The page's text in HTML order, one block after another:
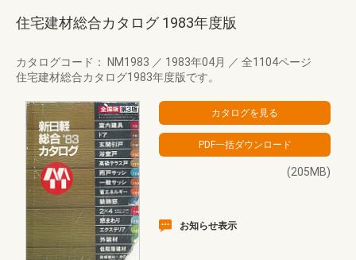
住宅建材総合カタログ 1983年度版
カタログコード： NM1983 ／ 1983年04月 ／ 全1104ページ
住宅建材総合カタログ1983年度版です。
(205MB)
お知らせ表示